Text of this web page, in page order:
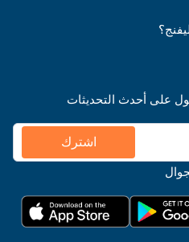
على أحدث التحديثات
اشترك